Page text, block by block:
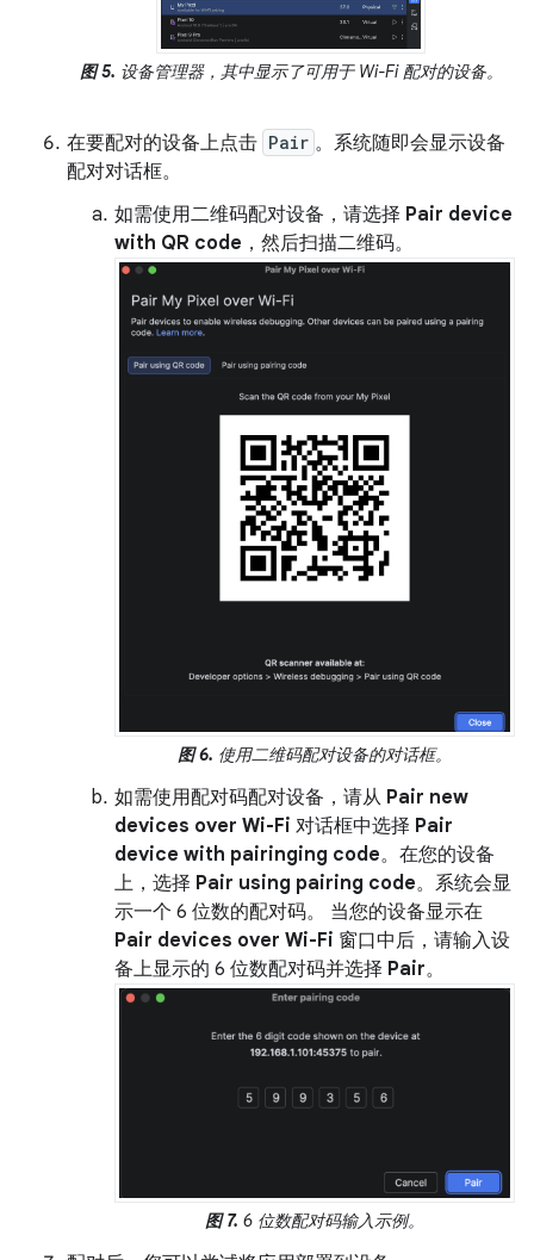
图 5. 设备管理器，其中显示了可用于 Wi-Fi 配对的设备。
在要配对的设备上点击 Pair 。系统随即会显示设备
配对对话框。
如需使用二维码配对设备，请选择 Pair device
with QR code ，然后扫描二维码。
图 6. 使用二维码配对设备的对话框。
如需使用配对码配对设备，请从 Pair new
devices over Wi-Fi 对话框中选择 Pair
device with pairinging code。在您的设备
上，选择 Pair using pairing code。系统会显
示一个 6 位数的配对码。 当您的设备显示在
Pair devices over Wi-Fi 窗口中后，请输入设
备上显示的 6 位数配对码并选择 Pair。
图 7. 6 位数配对码输入示例。